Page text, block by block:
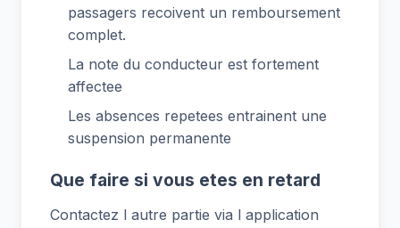
passagers recoivent un remboursement
complet.
La note du conducteur est fortement
affectee
Les absences repetees entrainent une
suspension permanente
Que faire si vous etes en retard
Contactez l autre partie via l application